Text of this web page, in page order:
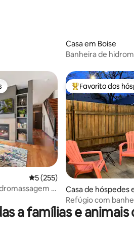
Casa em Boise
Banheira de
banheiros
294avaliações
apreciados
Classificação média de 5 em 5
5 (255)
e
Favoritos dos
Favorito dos
Casa de hóspedes
End
Refúgio com
hidromassagem
a famílias e